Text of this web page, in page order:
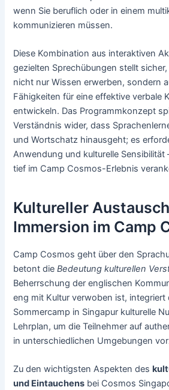
wenn Sie beruflich oder in einem
kommunizieren müssen.
Diese Kombination aus interaktiven
gezielten Sprechübungen stellt
nicht nur Wissen erwerben, sondern
Fähigkeiten für eine effektive verbale
entwickeln. Das Programmkonzept
Verständnis wider, dass
und Wortschatz hinausgeht; es
Anwendung und kulturelle Sensibilität
tief im Camp Cosmos-Erlebnis
Kultureller
Immersion im Camp
Camp Cosmos geht über den
betont dieBedeutung kulturellen
Beherrschung der englischen
eng mit Kultur verwoben ist, integriert
Sommercamp in Singapur kulturelle
Lehrplan, um die Teilnehmer auf
in unterschiedlichen Umgebungen
Zu den wichtigsten Aspekten des
und Eintauchens bei Cosmos